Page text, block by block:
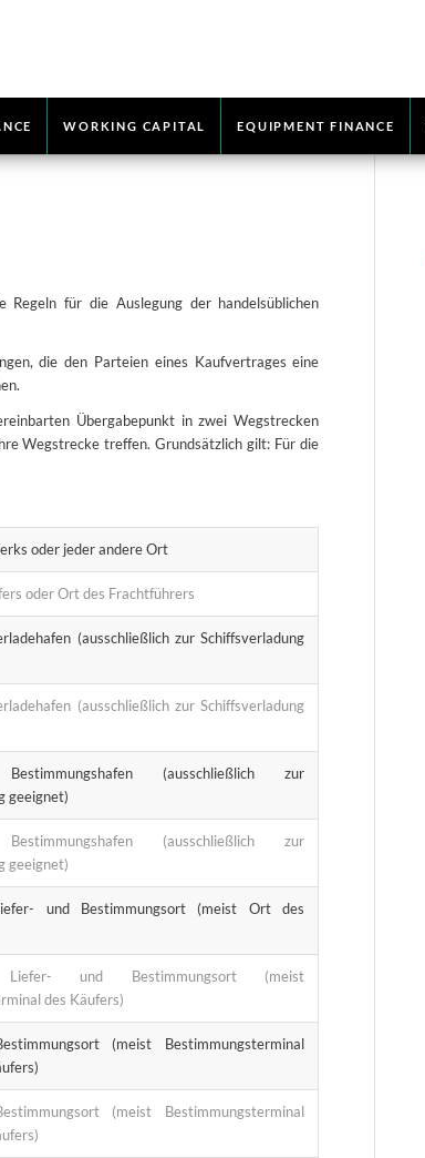
WORKING CAPITAL EQUIPMENT FINANCE
für die Auslegung der handelsüblichen
die den Parteien eines Kaufvertrages eine
Übergabepunkt in zwei Wegstrecken
Wegstrecke treffen. Grundsätzlich gilt: Für die
oder jeder andere Ort
oder Ort des Frachtführers
(ausschließlich zur Schiffsverladung
(ausschließlich zur Schiffsverladung
(ausschließlich zur
geeignet)
(ausschließlich zur
geeignet)
und Bestimmungsort (meist Ort des
Liefer- und Bestimmungsort (meist
des Käufers)
(meist Bestimmungsterminal
(meist Bestimmungsterminal